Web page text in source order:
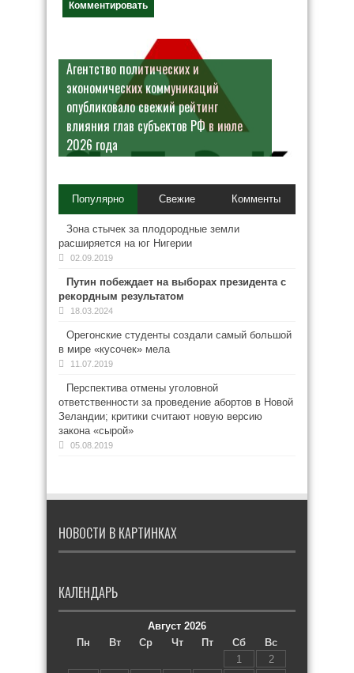
Агентство политических и
экономических коммуникаций
опубликовало свежий рейтинг
влияния глав субъектов РФ в июле
2026 года
Популярно Свежие Комменты
Зона стычек за плодородные земли
расширяется на юг Нигерии
02.09.2019
Путин побеждает на выборах президента с
рекордным результатом
18.03.2024
Орегонские студенты создали самый большой
в мире «кусочек» мела
11.07.2019
Перспектива отмены уголовной
ответственности за проведение абортов в Новой
Зеландии; критики считают новую версию
закона «сырой»
05.08.2019
НОВОСТИ В КАРТИНКАХ
КАЛЕНДАРЬ
Август 2026
Пн
Вт Ср Чт Пт Сб
Вс
1
2